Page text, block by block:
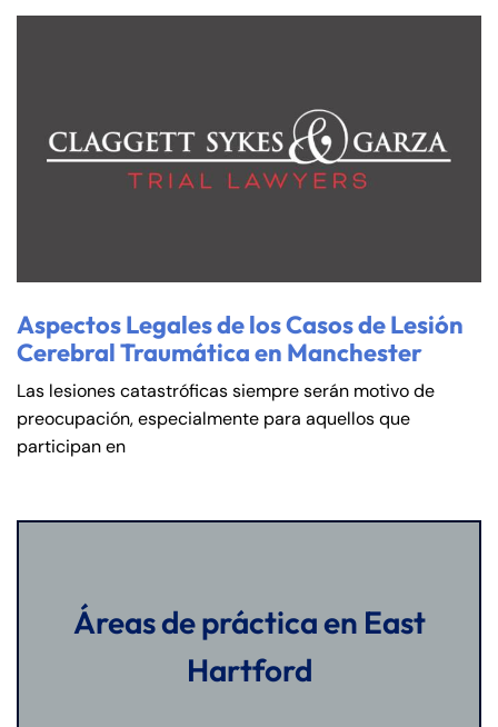
Aspectos Legales de los Casos de Lesión
Cerebral Traumática en Manchester
Las lesiones catastróficas siempre serán motivo de
preocupación, especialmente para aquellos que
participan en
Áreas de práctica en East
Hartford